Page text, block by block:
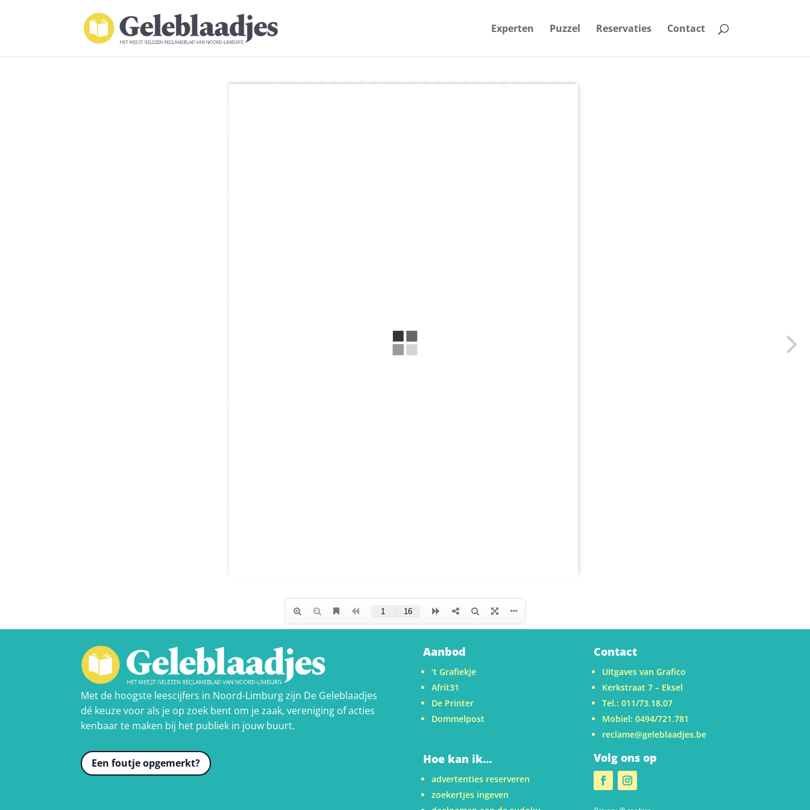
Experten Puzzel Reservaties Contact
Met de hoogste leescijfers in Noord-Limburg zijn De Geleblaadjes
dé keuze voor als je op zoek bent om je zaak, vereniging of acties
kenbaar te maken bij het publiek in jouw buurt.
Een foutje opgemerkt?
Aanbod
’t Grafiekje
Afrit31
De Printer
Dommelpost
Hoe kan ik…
advertenties reserveren
zoekertjes ingeven
Contact
Uitgaves van Grafico
Kerkstraat 7 – Eksel
Tel.: 011/73.18.07
Mobiel: 0494/721.781
reclame@geleblaadjes.be
Volg ons op